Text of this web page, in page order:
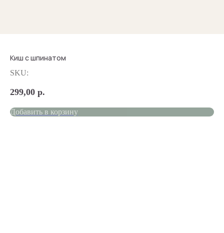
Киш с шпинатом
SKU:
299,00 р.
Добавить в корзину